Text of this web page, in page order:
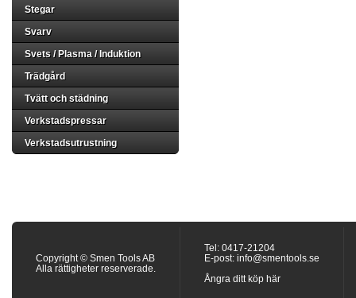
Stegar
Svarv
Svets / Plasma / Induktion
Trädgård
Tvätt och städning
Verkstadspressar
Verkstadsutrustning
Copyright © Smen Tools AB
Alla rättigheter reserverade.
Tel: 0417-21204
E-post: info@smentools.se
Ångra ditt köp här